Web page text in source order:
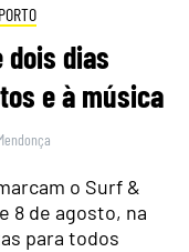
dois dias
e à música
o Surf &
8 de agosto, na
para todos